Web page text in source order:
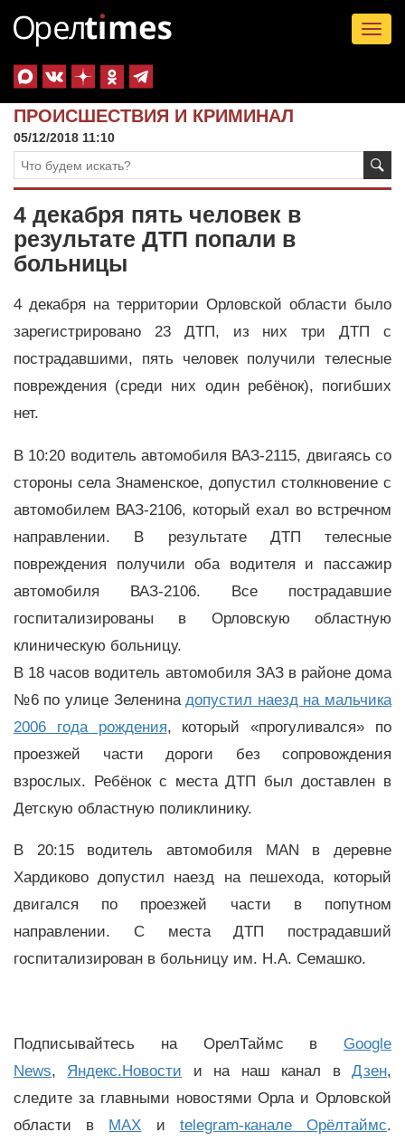
ПРОИСШЕСТВИЯ И КРИМИНАЛ
05/12/2018 11:10
4 декабря пять человек в
результате ДТП попали в
больницы
4 декабря на территории Орловской области было
зарегистрировано 23 ДТП, из них три ДТП с
пострадавшими, пять человек получили телесные
повреждения (среди них один ребёнок), погибших
нет.
В 10:20 водитель автомобиля ВАЗ-2115, двигаясь со
стороны села Знаменское, допустил столкновение с
автомобилем ВАЗ-2106, который ехал во встречном
направлении. В результате ДТП телесные
повреждения получили оба водителя и пассажир
автомобиля ВАЗ-2106. Все пострадавшие
госпитализированы в Орловскую областную
клиническую больницу.
В 18 часов водитель автомобиля ЗАЗ в районе дома
№6 по улице Зеленина допустил наезд на мальчика
2006 года рождения, который «прогуливался» по
проезжей части дороги без сопровождения
взрослых. Ребёнок с места ДТП был доставлен в
Детскую областную поликлинику.
В 20:15 водитель автомобиля MAN в деревне
Хардиково допустил наезд на пешехода, который
двигался по проезжей части в попутном
направлении. С места ДТП пострадавший
госпитализирован в больницу им. Н.А. Семашко.
Подписывайтесь на ОрелТаймс в Google
News, Яндекс.Новости и на наш канал вДзен,
следите за главными новостями Орла и Орловской
области в MAX и telegram-канале Орёлтаймс.